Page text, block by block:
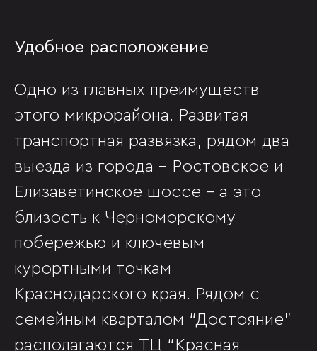
Удобное расположение
Одно из главных преимуществ
этого микрорайона. Развитая
транспортная развязка, рядом два
выезда из города - Ростовское и
Елизаветинское шоссе - а это
близость к Черноморскому
побережью и ключевым
курортными точкам
Краснодарского края. Рядом с
семейным кварталом “Достояние”
располагаются ТЦ “Красная